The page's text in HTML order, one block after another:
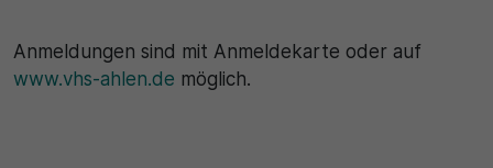
Anmeldungen sind mit Anmeldekarte oder auf
www.vhs-ahlen.de möglich.